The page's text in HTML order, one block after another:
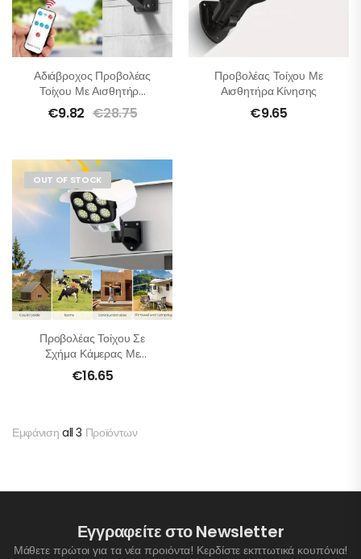
Αδιάβροχος Προβολέας
Τοίχου Με Αισθητήρα
Κίνησης
€9.82 €28.75
Προβολέας Τοίχου Με
Αισθητήρα Κίνησης
€9.65
OUT OF STOCK
Προβολέας Τοίχου Σε
Σχήμα Κάμερας Με
Αισθητήρα Κίνησης
€16.65
Εμφάνιση all 3 Προϊόντων
Εγγραφείτε στο Newsletter
Μάθετε πρώτοι για τα νέα προιόντα! Κερδίστε εκπτωτικά κουπόνια!